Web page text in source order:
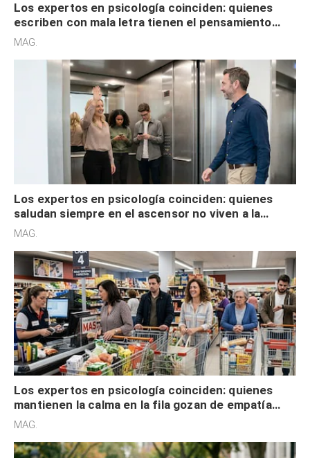
Los expertos en psicología coinciden: quienes
escriben con mala letra tienen el pensamiento
acelerado y no lo hacen por desinterés
MAG.
Los expertos en psicología coinciden: quienes
saludan siempre en el ascensor no viven a la
defensiva y tienen apertura social
MAG.
Los expertos en psicología coinciden: quienes
mantienen la calma en la fila gozan de empatía
cognitiva, gratitud y no solo tienen autocontrol
MAG.